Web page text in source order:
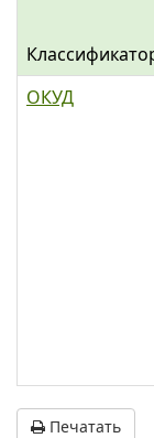
ОКУД
Печатать